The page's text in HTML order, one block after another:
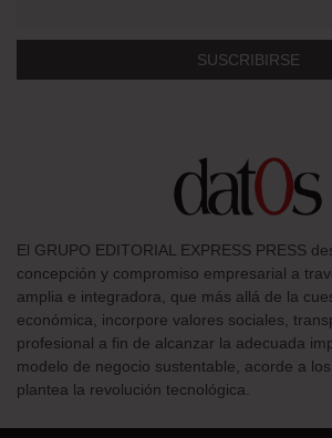
El GRUPO EDITORIAL EXPRESS PRESS
concepción y compromiso empresarial a
amplia e integradora, que más allá de la
económica, incorpore valores sociales,
profesional a fin de alcanzar la adecuada
modelo de negocio sustentable, acorde a
plantea la revolución tecnológica.